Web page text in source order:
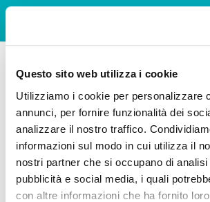
Questo sito web utilizza i cookie
Utilizziamo i cookie per personalizzare
annunci, per fornire funzionalità dei
analizzare il nostro traffico.
informazioni sul modo in cui utilizza il
nostri partner che si occupano di analisi
pubblicità e social media, i quali
con altre informazioni che ha fornito